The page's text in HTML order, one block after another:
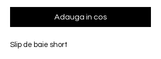
Adauga in cos
Slip de baie short